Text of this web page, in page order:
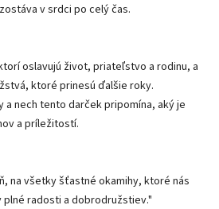
v srdci po celý čas.
oslavujú život, priateľstvo a rodinu, a
ktoré prinesú ďalšie roky.
a nech tento darček pripomína, aký je
a príležitostí.
na všetky šťastné okamihy, ktoré nás
radosti a dobrodružstiev."